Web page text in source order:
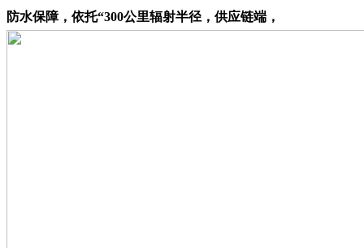
防水保障，依托“300公里辐射半径，供应链端，